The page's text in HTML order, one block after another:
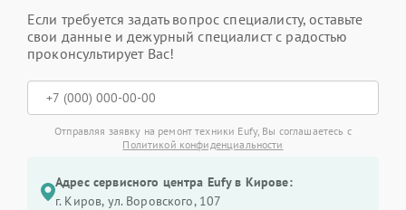
Если требуется задать вопрос специалисту, оставьте
свои данные и дежурный специалист с радостью
проконсультирует Вас!
Отправляя заявку на ремонт техники Eufy, Вы соглашаетесь с
Политикой конфиденциальности
Адрес сервисного центра Eufy в Кирове:
г. Киров, ул. Воровского, 107